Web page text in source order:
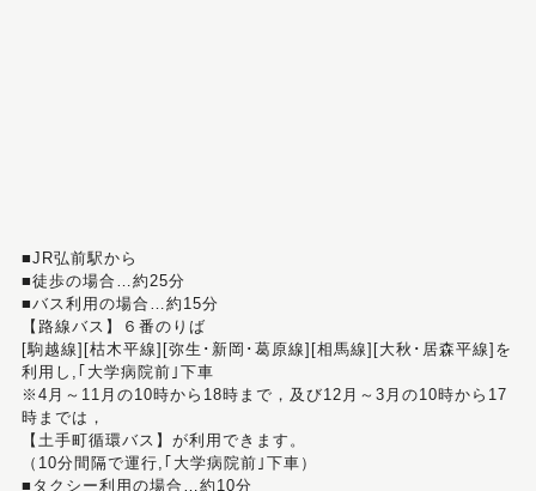
■JR弘前駅から
■徒歩の場合…約25分
■バス利用の場合…約15分
【路線バス】６番のりば
[駒越線][枯木平線][弥生･新岡･葛原線][相馬線][大秋･居森平線]を
利用し,｢大学病院前｣下車
※4月～11月の10時から18時まで，及び12月～3月の10時から17
時までは，
【土手町循環バス】が利用できます。
（10分間隔で運行,｢大学病院前｣下車）
■タクシー利用の場合…約10分